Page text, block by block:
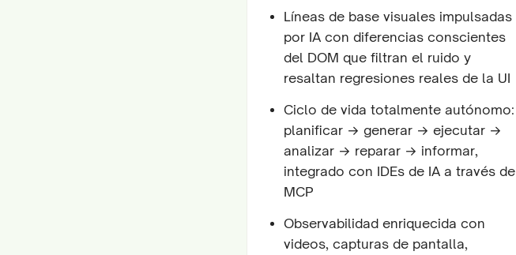
Líneas de base visuales impulsadas
por IA con diferencias conscientes
del DOM que filtran el ruido y
resaltan regresiones reales de la UI
Ciclo de vida totalmente autónomo:
planificar → generar → ejecutar →
analizar → reparar → informar,
integrado con IDEs de IA a través de
MCP
Observabilidad enriquecida con
videos, capturas de pantalla,